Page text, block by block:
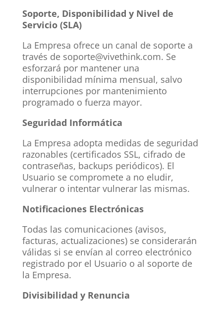
Soporte, Disponibilidad y Nivel de
Servicio (SLA)
La Empresa ofrece un canal de soporte a
través de soporte@vivethink.com. Se
esforzará por mantener una
disponibilidad mínima mensual, salvo
interrupciones por mantenimiento
programado o fuerza mayor.
Seguridad Informática
La Empresa adopta medidas de seguridad
razonables (certificados SSL, cifrado de
contraseñas, backups periódicos). El
Usuario se compromete a no eludir,
vulnerar o intentar vulnerar las mismas.
Notificaciones Electrónicas
Todas las comunicaciones (avisos,
facturas, actualizaciones) se considerarán
válidas si se envían al correo electrónico
registrado por el Usuario o al soporte de
la Empresa.
Divisibilidad y Renuncia